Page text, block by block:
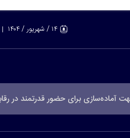
آماده‌سازی برای حضور قدرتمند در